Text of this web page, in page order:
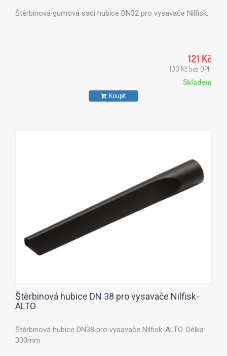
Štěrbinová gumová sací hubice DN32 pro vysavače Nilfisk.
121 Kč
100 Kč bez DPH
Skladem
Koupit
Štěrbinová hubice DN 38 pro vysavače Nilfisk-
ALTO
Štěrbinová hubice DN38 pro vysavače Nilfisk-ALTO. Délka:
300mm